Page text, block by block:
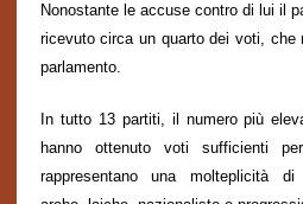
Nonostante le accuse contro di lui il
ricevuto circa un quarto dei voti, che
parlamento.
In tutto 13 partiti, il numero più
hanno ottenuto voti sufficienti
rappresentano unamolteplicità di